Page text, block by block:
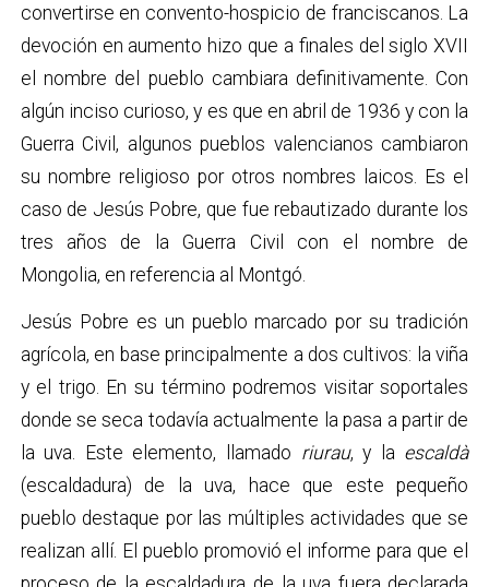
convertirse en convento-hospicio de franciscanos. La
devoción en aumento hizo que a finales del siglo XVII
el nombre del pueblo cambiara definitivamente. Con
algún inciso curioso, y es que en abril de 1936 y con la
Guerra Civil, algunos pueblos valencianos cambiaron
su nombre religioso por otros nombres laicos. Es el
caso de Jesús Pobre, que fue rebautizado durante los
tres años de la Guerra Civil con el nombre de
Mongolia, en referencia al Montgó.
Jesús Pobre es un pueblo marcado por su tradición
agrícola, en base principalmente a dos cultivos: la viña
y el trigo. En su término podremos visitar soportales
donde se seca todavía actualmente la pasa a partir de
la uva. Este elemento, llamado riurau, y la escaldà
(escaldadura)
de la uva, hace que este pequeño
pueblo destaque por las múltiples actividades que se
realizan allí. El pueblo promovió el informe para que el